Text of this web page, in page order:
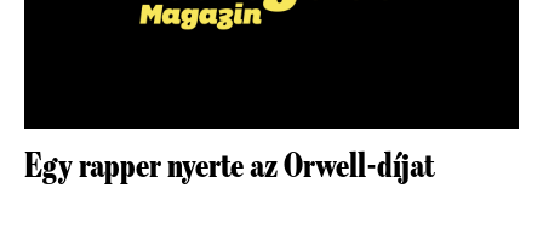
Egy rapper nyerte az Orwell-díjat